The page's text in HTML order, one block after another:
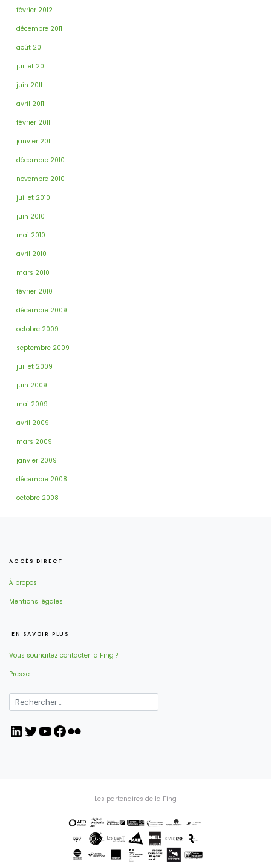
février 2012
décembre 2011
août 2011
juillet 2011
juin 2011
avril 2011
février 2011
janvier 2011
décembre 2010
novembre 2010
juillet 2010
juin 2010
mai 2010
avril 2010
mars 2010
février 2010
décembre 2009
octobre 2009
septembre 2009
juillet 2009
juin 2009
mai 2009
avril 2009
mars 2009
janvier 2009
décembre 2008
octobre 2008
ACCÈS DIRECT
À propos
Mentions légales
EN SAVOIR PLUS
Vous souhaitez contacter la Fing ?
Presse
LinkedIn
Twitter
YouTube
Facebook
Flickr
Les partenaires de la Fing